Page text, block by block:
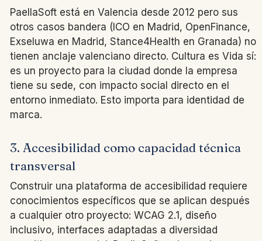
PaellaSoft está en Valencia desde 2012 pero sus
otros casos bandera (ICO en Madrid, OpenFinance,
Exseluwa en Madrid, Stance4Health en Granada) no
tienen anclaje valenciano directo. Cultura es Vida sí:
es un proyecto para la ciudad donde la empresa
tiene su sede, con impacto social directo en el
entorno inmediato. Esto importa para identidad de
marca.
3. Accesibilidad como capacidad técnica
transversal
Construir una plataforma de accesibilidad requiere
conocimientos específicos que se aplican después
a cualquier otro proyecto: WCAG 2.1, diseño
inclusivo, interfaces adaptadas a diversidad